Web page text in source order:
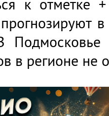
к отметке
Подмосковье
в регионе не